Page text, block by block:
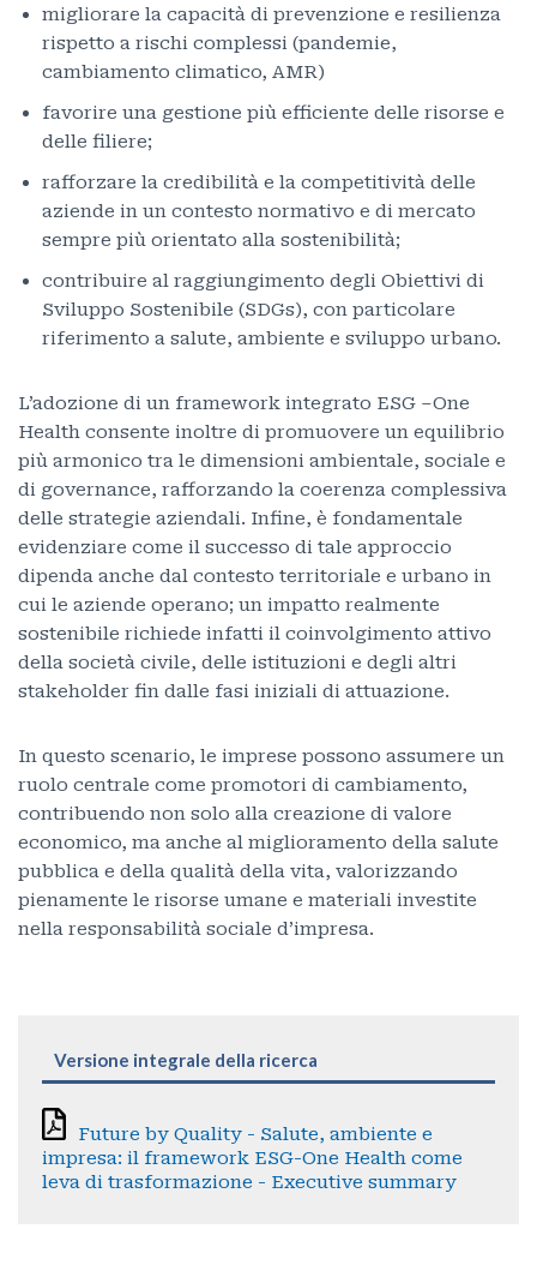
migliorare la capacità di prevenzione e resilienza
rispetto a rischi complessi (pandemie,
cambiamento climatico, AMR)
favorire una gestione più efficiente delle risorse e
delle filiere;
rafforzare la credibilità e la competitività delle
aziende in un contesto normativo e di mercato
sempre più orientato alla sostenibilità;
contribuire al raggiungimento degli Obiettivi di
Sviluppo Sostenibile (SDGs), con particolare
riferimento a salute, ambiente e sviluppo urbano.
L’adozione di un framework integrato ESG –One
Health consente inoltre di promuovere un equilibrio
più armonico tra le dimensioni ambientale, sociale e
di governance, rafforzando la coerenza complessiva
delle strategie aziendali. Infine, è fondamentale
evidenziare come il successo di tale approccio
dipenda anche dal contesto territoriale e urbano in
cui le aziende operano; un impatto realmente
sostenibile richiede infatti il coinvolgimento attivo
della società civile, delle istituzioni e degli altri
stakeholder fin dalle fasi iniziali di attuazione.
In questo scenario, le imprese possono assumere un
ruolo centrale come promotori di cambiamento,
contribuendo non solo alla creazione di valore
economico, ma anche al miglioramento della salute
pubblica e della qualità della vita, valorizzando
pienamente le risorse umane e materiali investite
nella responsabilità sociale d’impresa.
Versione integrale della ricerca
Future by Quality - Salute, ambiente e
impresa: il framework ESG-One Health come
leva di trasformazione - Executive summary